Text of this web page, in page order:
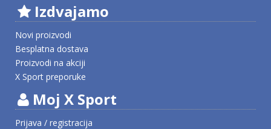
Izdvajamo
Novi proizvodi
Besplatna dostava
Proizvodi na akciji
X Sport preporuke
Moj X Sport
Prijava / registracija